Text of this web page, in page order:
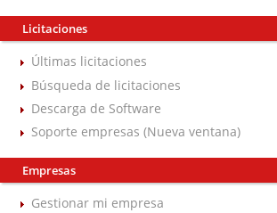
Licitaciones
Últimas licitaciones
Búsqueda de licitaciones
Descarga de Software
Soporte empresas (Nueva ventana)
Empresas
Gestionar mi empresa